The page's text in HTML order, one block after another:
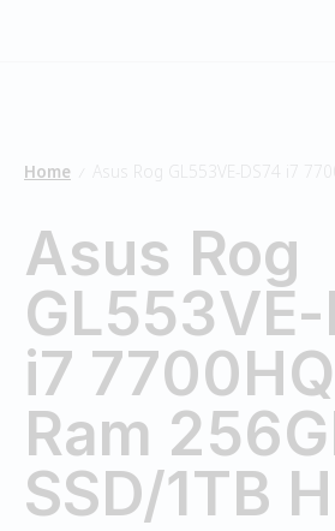
Home Asus Rog GL553VE-DS74 i7 7700HQ
Asus Rog
i7
Ram
SSD/1TB